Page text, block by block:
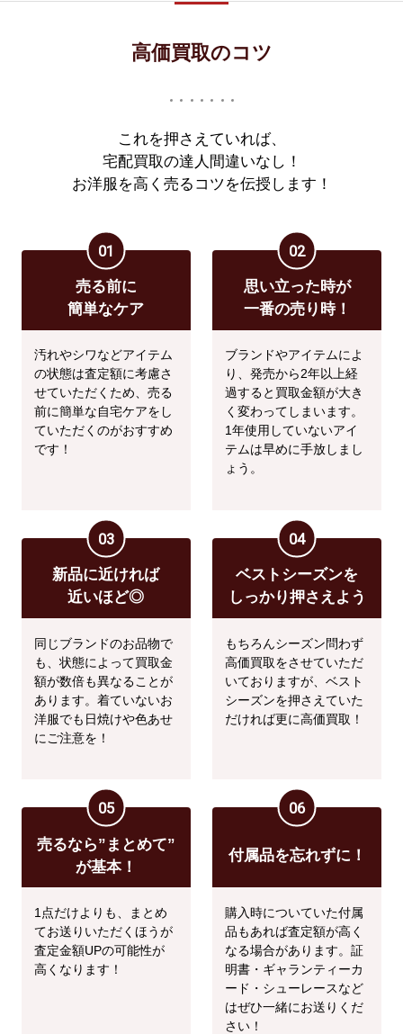
高価買取のコツ
これを押さえていれば、
宅配買取の達人間違いなし！
お洋服を高く売るコツを伝授します！
01
売る前に
簡単なケア
汚れやシワなどアイテム
の状態は査定額に考慮さ
せていただくため、売る
前に簡単な自宅ケアをし
ていただくのがおすすめ
です！
02
思い立った時が
一番の売り時！
ブランドやアイテムによ
り、発売から2年以上経
過すると買取金額が大き
く変わってしまいます。
1年使用していないアイ
テムは早めに手放しまし
ょう。
03
新品に近ければ
近いほど◎
同じブランドのお品物で
も、状態によって買取金
額が数倍も異なることが
あります。着ていないお
洋服でも日焼けや色あせ
にご注意を！
04
ベストシーズンを
しっかり押さえよう
もちろんシーズン問わず
高価買取をさせていただ
いておりますが、ベスト
シーズンを押さえていた
だければ更に高価買取！
05
売るなら”まとめて”
が基本！
1点だけよりも、まとめ
てお送りいただくほうが
査定金額UPの可能性が
高くなります！
06
付属品を忘れずに！
購入時についていた付属
品もあれば査定額が高く
なる場合があります。証
明書・ギャランティーカ
ード・シューレースなど
はぜひ一緒にお送りくだ
さい！